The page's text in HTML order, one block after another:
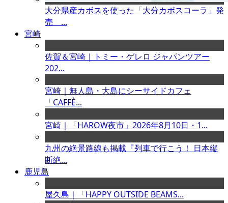
大分県産カボスを使った「大分カボスコーラ」発
売 ...
宮崎
佐賀＆宮崎｜トミー・ゲレロ ジャパンツアー
202...
宮崎｜無人島・大島にシーサイドカフェ
「CAFFÈ...
宮崎｜「HAROW夜市」2026年8月10日・1...
九州の絶景路線も掲載『列車で行こう！ 日本縦
断絶...
鹿児島
屋久島｜「HAPPY OUTSIDE BEAMS...